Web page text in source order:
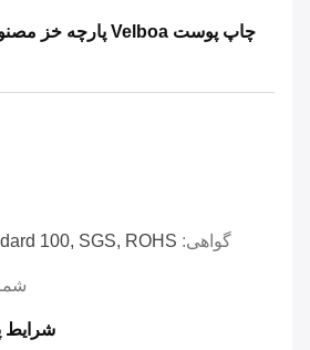
گواهی: 100, SGS, ROHS
شرایط